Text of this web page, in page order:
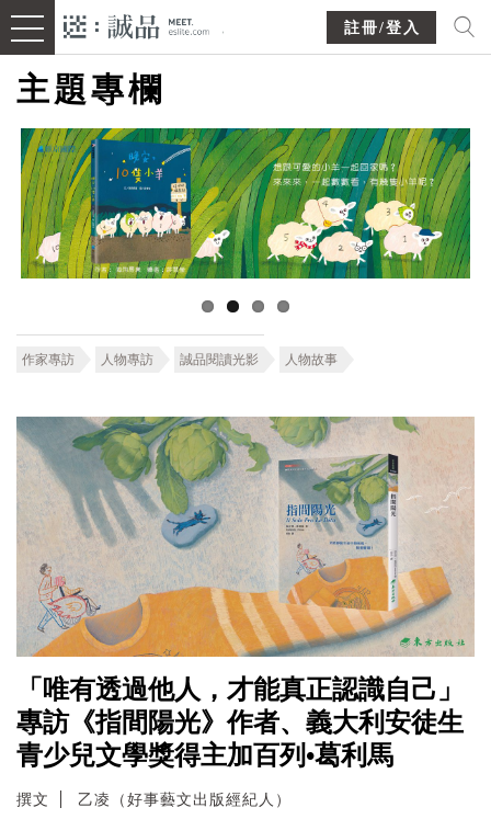
註冊/登入
主題專欄
作家專訪 人物專訪 誠品閱讀光影 人物故事
「唯有透過他人，才能真正認識自己」
專訪《指間陽光》作者、義大利安徒生
青少兒文學獎得主加百列•葛利馬
撰文 乙凌（好事藝文出版經紀人）